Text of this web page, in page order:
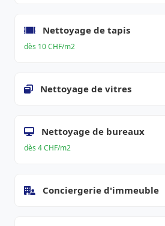
Nettoyage de tapis
dès 10 CHF/m2
Nettoyage de vitres
Nettoyage de bureaux
dès 4 CHF/m2
Conciergerie d'immeuble